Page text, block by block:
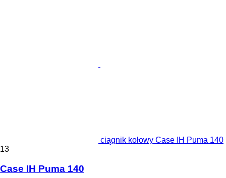
ciągnik kołowy Case IH Puma 140
13
Case IH Puma 140